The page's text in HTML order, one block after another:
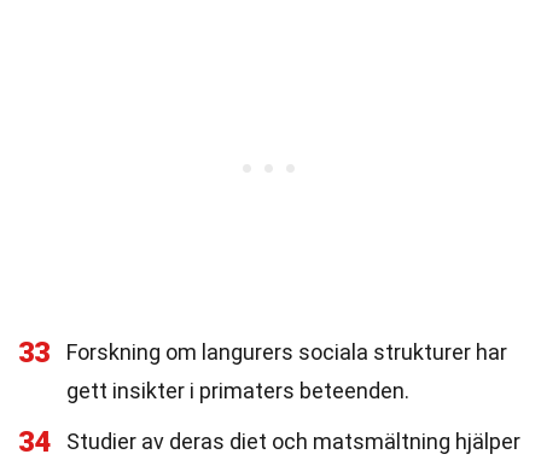
33
Forskning om langurers sociala strukturer har
gett insikter i primaters beteenden.
34
Studier av deras diet och matsmältning hjälper